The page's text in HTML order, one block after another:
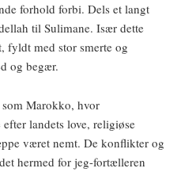
forhold forbi. Dels et langt
til Sulimane. Især dette
fyldt med stor smerte og
og begær.
Marokko, hvor
landets love, religiøse
været nemt. De konflikter og
hermed for jeg-fortælleren